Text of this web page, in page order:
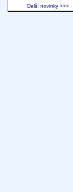
Další novinky >>>